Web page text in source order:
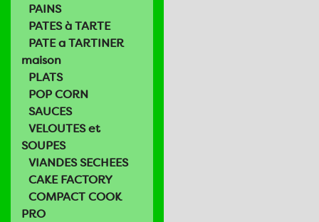
PAINS
PATES à TARTE
PATE a TARTINER
maison
PLATS
POP CORN
SAUCES
VELOUTES et
SOUPES
VIANDES SECHEES
CAKE FACTORY
COMPACT COOK
PRO